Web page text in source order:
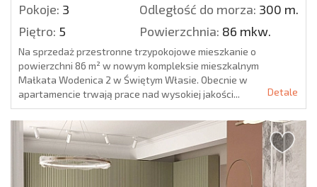
Pokoje: 3 Odległość do morza: 300 m.
Piętro: 5 Powierzchnia: 86 mkw.
Na sprzedaż przestronne trzypokojowe mieszkanie o
powierzchni 86 m² w nowym kompleksie mieszkalnym
Małkata Wodenica 2 w Świętym Własie. Obecnie w
apartamencie trwają prace nad wysokiej jakości...
Detale